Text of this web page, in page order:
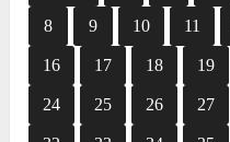
8 9 10 11
16 17 18 19
24 25 26 27